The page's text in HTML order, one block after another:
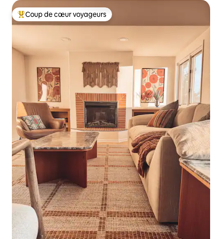
Coup de cœur voyageurs parmi les plus aimés
Coup de cœur voyageurs